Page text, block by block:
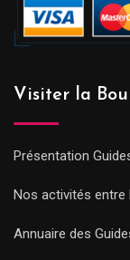
Visiter la
Présentation
Nos activités entre
Annuaire des